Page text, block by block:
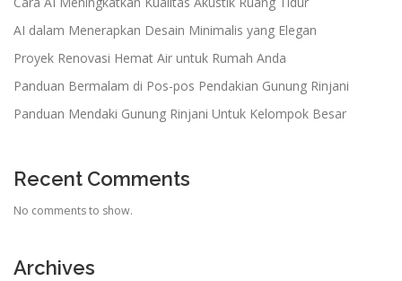
AI dalam Menerapkan Desain Minimalis yang Elegan
Proyek Renovasi Hemat Air untuk Rumah Anda
Panduan Bermalam di Pos-pos Pendakian Gunung Rinjani
Panduan Mendaki Gunung Rinjani Untuk Kelompok Besar
Recent Comments
No comments to show.
Archives